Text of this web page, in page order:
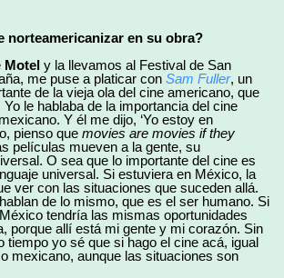
norteamericanizar en su obra?
Motel y la llevamos al Festival de San
me puse a platicar con Sam Fuller, un
de la vieja ola del cine americano, que
le hablaba de la importancia del cine
Y él me dijo, ‘Yo estoy en
pienso que movies are movies if they
películas mueven a la gente, su
O sea que lo importante del cine es
universal. Si estuviera en México, la
ver con las situaciones que suceden allá.
de lo mismo, que es el ser humano. Si
tendría las mismas oportunidades
porque allí está mi gente y mi corazón. Sin
tiempo yo sé que si hago el cine acá, igual
mexicano, aunque las situaciones son